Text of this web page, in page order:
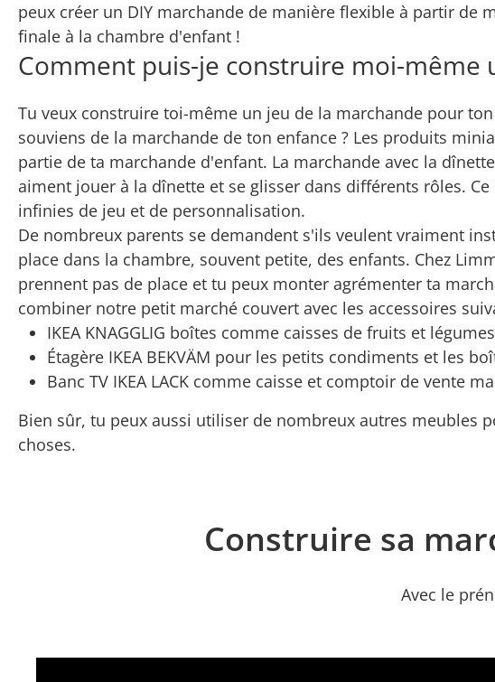
peux créer un DIY marchande de manière flexible à partir de
finale à la chambre d'enfant !
Comment puis-je construire moi-même
Tu veux construire toi-même un jeu de la marchande pour
souviens de la marchande de ton enfance ? Les produits
partie de ta marchande d'enfant. La marchande avec la
aiment jouer à la dînette et se glisser dans différents rôles.
infinies de jeu et de personnalisation.
De nombreux parents se demandent s'ils veulent vraiment
place dans la chambre, souvent petite, des enfants. Chez
prennent pas de place et tu peux monter agrémenter ta
combiner notre petit marché couvert avec les accessoires
IKEA KNAGGLIG boîtes comme caisses de fruits et légumes
Étagère IKEA BEKVÄM pour les petits condiments et les
Banc TV IKEA LACK comme caisse et comptoir de vente
Bien sûr, tu peux aussi utiliser de nombreux autres meubles
choses.
Construire sa
Avec le